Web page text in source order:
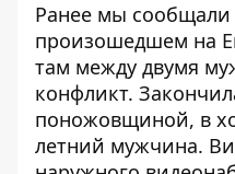
Ранее мы сообщали
произошедшем на
там между двумя
конфликт.
поножовщиной, в
летний мужчина.